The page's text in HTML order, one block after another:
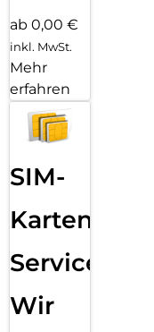
ab 0,00 €
inkl. MwSt.
Mehr
erfahren
SIM-
Karten
Service:
Wir